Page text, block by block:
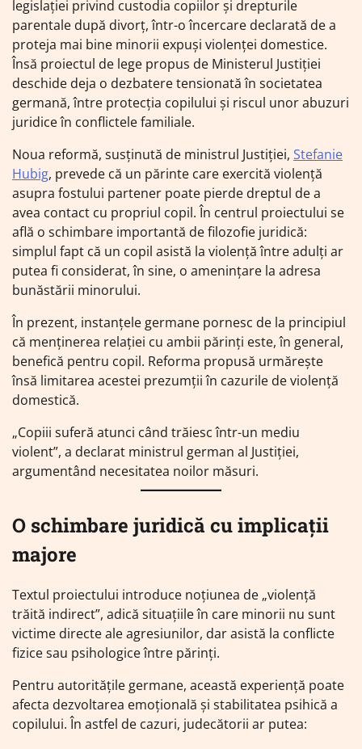
legislației privind custodia copiilor și drepturile
parentale după divorț, într-o încercare declarată de a
proteja mai bine minorii expuși violenței domestice.
Însă proiectul de lege propus de Ministerul Justiției
deschide deja o dezbatere tensionată în societatea
germană, între protecția copilului și riscul unor abuzuri
juridice în conflictele familiale.
Noua reformă, susținută de ministrul Justiției, Stefanie
Hubig, prevede că un părinte care exercită violență
asupra fostului partener poate pierde dreptul de a
avea contact cu propriul copil. În centrul proiectului se
află o schimbare importantă de filozofie juridică:
simplul fapt că un copil asistă la violență între adulți ar
putea fi considerat, în sine, o amenințare la adresa
bunăstării minorului.
În prezent, instanțele germane pornesc de la principiul
că menținerea relației cu ambii părinți este, în general,
benefică pentru copil. Reforma propusă urmărește
însă limitarea acestei prezumții în cazurile de violență
domestică.
„Copiii suferă atunci când trăiesc într-un mediu
violent”, a declarat ministrul german al Justiției,
argumentând necesitatea noilor măsuri.
O schimbare juridică cu implicații
majore
Textul proiectului introduce noțiunea de „violență
trăită indirect”, adică situațiile în care minorii nu sunt
victime directe ale agresiunilor, dar asistă la conflicte
fizice sau psihologice între părinți.
Pentru autoritățile germane, această experiență poate
afecta dezvoltarea emoțională și stabilitatea psihică a
copilului. În astfel de cazuri, judecătorii ar putea: